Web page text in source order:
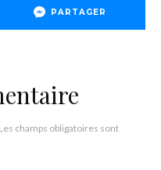
PARTAGER
Les champs obligatoires sont